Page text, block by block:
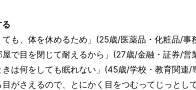
ても、体を休めるため」(25歳/医薬品・化粧品/事
屋で目を閉じて耐えるから」(27歳/金融・証券/営
きは何をしても眠れない」(45歳/学校・教育関連/
目がさえるので、とにかく目をつむってじっとし